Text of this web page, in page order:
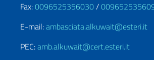
Fax:0096525356030/
E-mail:ambasciata.alkuwait@esteri.it
PEC:amb.alkuwait@cert.esteri.it